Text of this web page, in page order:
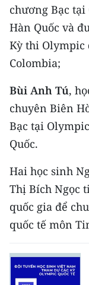
Media Thế giới
Media Thể thao
Media Giáo dục
Media Y tế
Media Khoa
Media Môi
Ảnh
Infographic
TIN MỚI
TIN ĐỊA PHƯƠNG
chương Bạc
Hàn Quốc và
Kỳ thi Olympic
Colombia;
Bùi Anh Tú,
chuyên Biên
Bạc tại
Quốc.
Hai học sinh
Thị Bích Ngọc
quốc gia để
quốc tế môn